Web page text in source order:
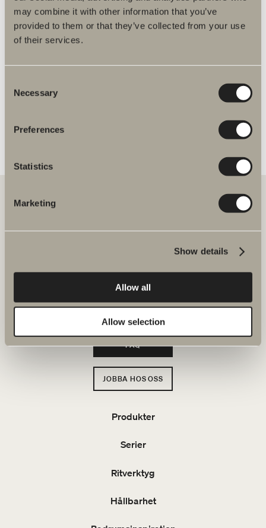
may combine it with other information that you’ve
provided to them or that they’ve collected from your use
of their services.
Selection
Necessary
Preferences
Statistics
Marketing
Show details
Allow all
Allow selection
dusch- och badkarsblandare
Spika duschset reservdelar
Verkstadsvägen 1
Svedbergs kundservice.
FAQ
JOBBA HOS OSS
Produkter
Serier
Ritverktyg
Hållbarhet